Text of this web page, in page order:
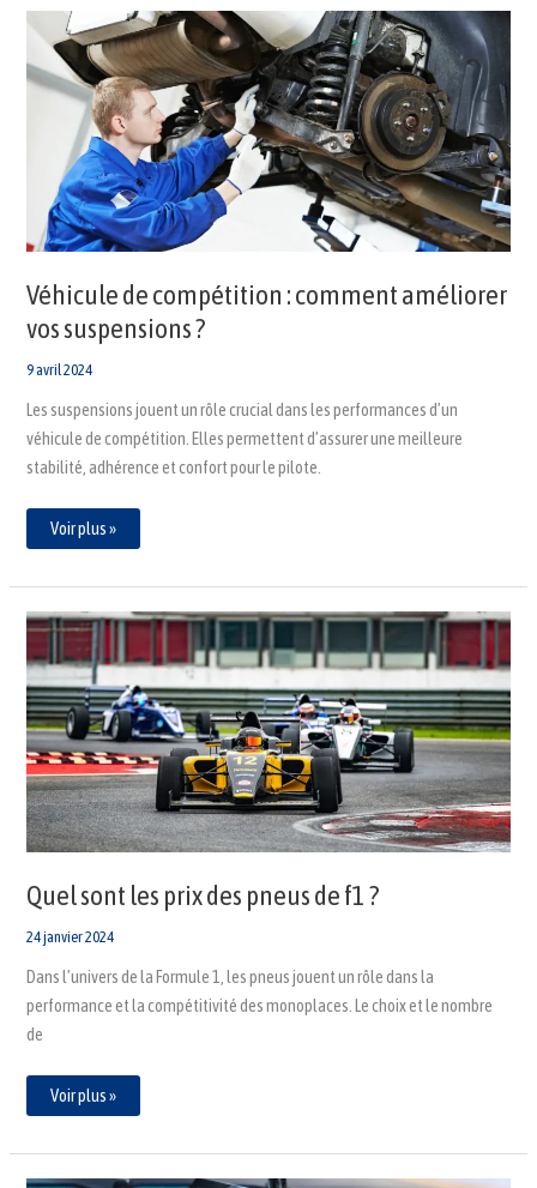
Véhicule de compétition : comment améliorer
vos suspensions ?
9 avril 2024
Les suspensions jouent un rôle crucial dans les performances d’un
véhicule de compétition. Elles permettent d’assurer une meilleure
stabilité, adhérence et confort pour le pilote.
Véhicule
de
compétition
:
comment
améliorer
suspensions
Voir plus »
Quel sont les prix des pneus de f1 ?
24 janvier 2024
Dans l’univers de la Formule 1, les pneus jouent un rôle dans la
performance et la compétitivité des monoplaces. Le choix et le nombre
de
Quel
sont
les
prix
des
pneus
de
f1
?
Voir plus »